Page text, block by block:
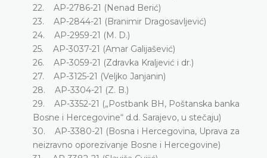
22. AP-2786-21 (Nenad Berić)
23. AP-2844-21 (Branimir Dragosavljević)
24. AP-2959-21 (M. D.)
25. AP-3037-21 (Amar Galijašević)
26. AP-3059-21 (Zdravka Kraljević i dr.)
27. AP-3125-21 (Veljko Janjanin)
28. AP-3304-21 (Z. B.)
29. AP-3352-21 („Postbank BH, Poštanska banka
Bosne i Hercegovine“ d.d. Sarajevo, u stečaju)
30. AP-3380-21 (Bosna i Hercegovina, Uprava za
neizravno oporezivanje Bosne i Hercegovine)